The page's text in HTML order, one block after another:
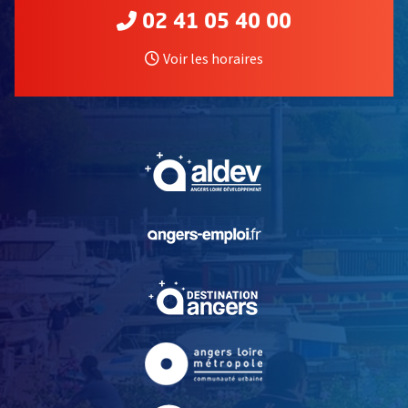
02 41 05 40 00
Voir les horaires
, Ouvre une nouvelle
, Ouvre une nouvelle